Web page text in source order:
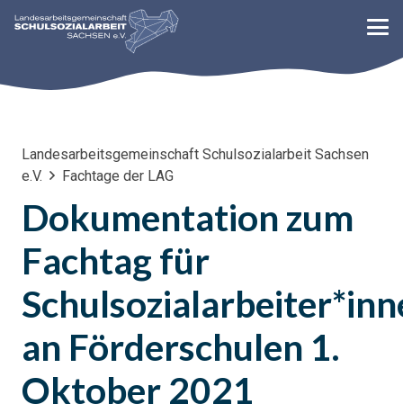
Landesarbeitsgemeinschaft Schulsozialarbeit Sachsen
e.V.
Fachtage der LAG
Dokumentation zum
Fachtag für
an Förderschulen 1.
Oktober 2021